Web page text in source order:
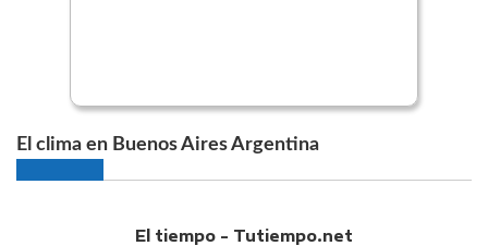
El clima en Buenos Aires Argentina
El tiempo - Tutiempo.net